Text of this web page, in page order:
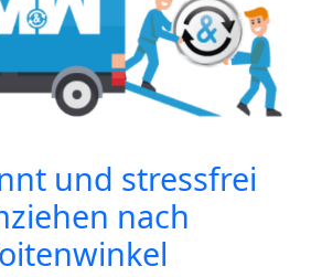
und stressfrei
nach